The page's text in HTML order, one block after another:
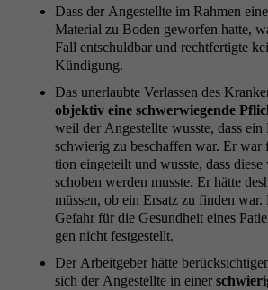
Dass der Angestellte im Rah­men
Mate­r­i­al zu Boden gewor­fen hat­te,
Fall entschuld­bar und recht­fer­tigte
Kündigung.
Das uner­laubte Ver­lassen des
objek­tiv eine schw­er­wiegende
weil der Angestellte wusste, dass ein
schwierig zu beschaf­fen war. Er
tion eingeteilt und wusste, dass
schoben wer­den musste. Er hätte
müssen, ob ein Ersatz zu find­en
Gefahr für die Gesund­heit eines
gen nicht festgestellt.
Der Arbeit­ge­ber hätte
sich der Angestellte in ein­er